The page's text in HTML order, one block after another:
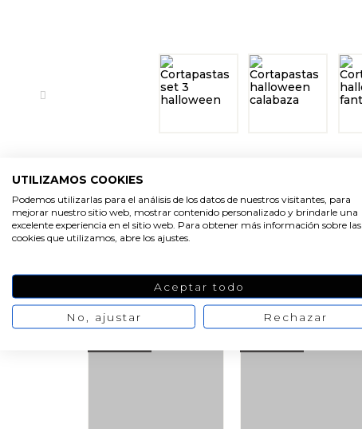
UTILIZAMOS COOKIES
Podemos utilizarlas para el análisis de los datos de nuestros visitantes, para
mejorar nuestro sitio web, mostrar contenido personalizado y brindarle una
excelente experiencia en el sitio web. Para obtener más información sobre las
cookies que utilizamos, abre los ajustes.
Aceptar todo
No, ajustar Rechazar